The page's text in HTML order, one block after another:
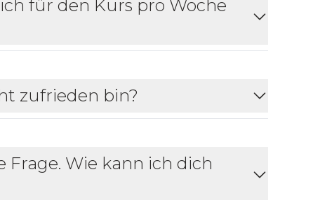
für den Kurs pro Woche
zufrieden bin?
Frage. Wie kann ich dich